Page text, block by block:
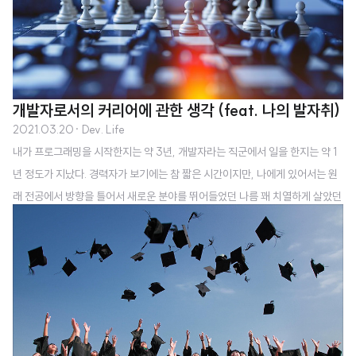
개발자로서의 커리어에 관한 생각 (feat. 나의 발자취)
2021.03.20 · Dev. Life
내가 프로그래밍을 시작한지는 약 3년, 개발자라는 직군에서 일을 한지는 약 1
년 정도가 지났다. 경력자가 보기에는 참 짧은 시간이지만, 나에게 있어서는 원
래 전공에서 방향을 틀어서 새로운 분야를 뛰어들었던 나름 꽤 치열하게 살았던
시간들이라고 생각한다. 이번 글에서는 개발자로서 커리어를 어떻게 쌓아가야
할 것이며, 또 내가 중요하게 생각하는 가치는 무엇인지에 대해서 지극히 주관
적인 나의 생각을 적어 보려고 한다. 오웬이 걸어온 길 먼저 나에 대해서 이야기
를 하면, 나는 어렸을 때 그러니까 대략 고등학교 때까지 문제를 푸는 것을 좋아
했다. 자연스럽게 수학, 과학 성적이 좋았고 흥미가 있었으며 이과를 선택하고
공대로 진학을 했었던 것 같다. 암기를 잘 하지는 못 했어서 그러한 과목들은 흥
미도 없었고, 점수도..